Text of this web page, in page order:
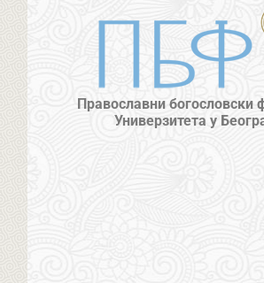
Православни богословски
Универзитета у